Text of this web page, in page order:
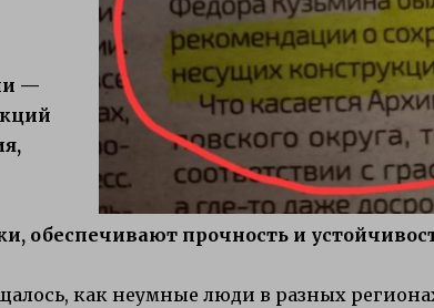
—
обеспечивают прочность и
как неумные люди в разных